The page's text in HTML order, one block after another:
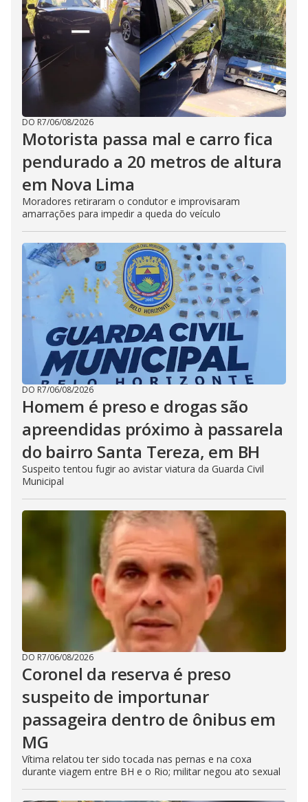
DO R7/06/08/2026
Motorista passa mal e carro fica
pendurado a 20 metros de altura
em Nova Lima
Moradores retiraram o condutor e improvisaram
amarrações para impedir a queda do veículo
DO R7/06/08/2026
Homem é preso e drogas são
apreendidas próximo à passarela
do bairro Santa Tereza, em BH
Suspeito tentou fugir ao avistar viatura da Guarda Civil
Municipal
DO R7/06/08/2026
Coronel da reserva é preso
suspeito de importunar
passageira dentro de ônibus em
MG
Vítima relatou ter sido tocada nas pernas e na coxa
durante viagem entre BH e o Rio; militar negou ato sexual